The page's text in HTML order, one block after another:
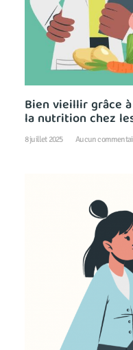
Bien vieillir grâce
la nutrition chez
8 juillet 2025 Aucun